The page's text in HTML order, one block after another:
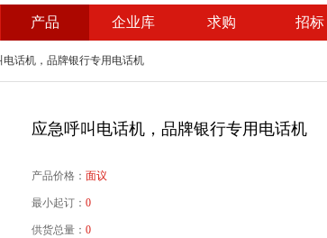
产品 企业库 求购 招标
电话机，品牌银行专用电话机
应急呼叫电话机，品牌银行专用电话机
产品价格： 面议
最小起订： 0
供货总量： 0